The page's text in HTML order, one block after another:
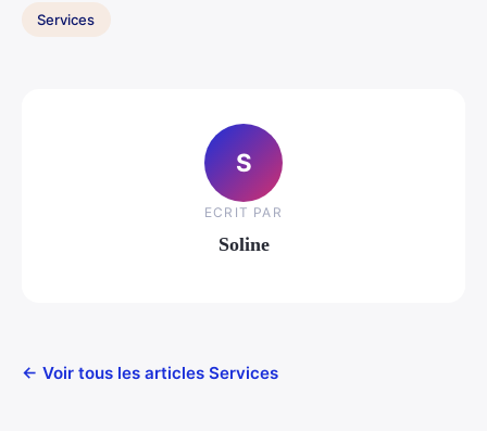
Services
S
ECRIT PAR
Soline
← Voir tous les articles Services